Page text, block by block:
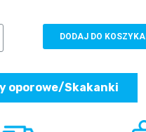
DODAJ DO KOSZYKA
oporowe/Skakanki